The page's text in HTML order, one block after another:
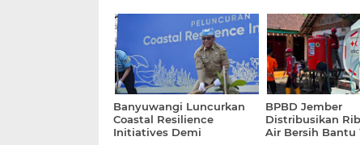
Lahan
Banyuwangi Luncurkan
Coastal Resilience
Initiatives Demi
BPBD Jember
Distribusikan
Air Bersih Bantu